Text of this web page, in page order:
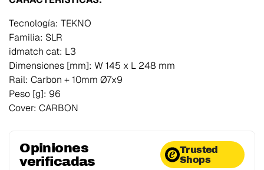
Tecnología: TEKNO
Familia: SLR
idmatch cat: L3
Dimensiones [mm]: W 145 x L 248 mm
Rail: Carbon + 10mm Ø7x9
Peso [g]: 96
Cover: CARBON
Opiniones
verificadas
Trusted
Shops